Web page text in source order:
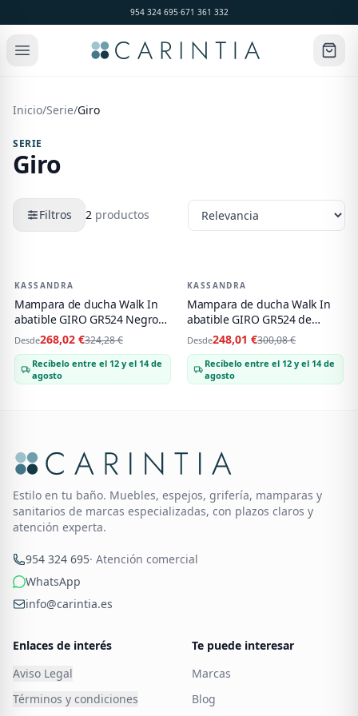
954 324 695·671 361 332
Inicio/Serie/Giro
SERIE
Giro
Filtros 2 productos
-17 %
KASSANDRA
Mampara de ducha Walk In
abatible GIRO GR524 Negro
Mate de Kassandra
Desde268,02 €324,28 €
Recíbelo entre el 12 y el 14 de
agosto
-17 %
KASSANDRA
Mampara de ducha Walk In
abatible GIRO GR524 de
Kassandra
Desde248,01 €300,08 €
Recíbelo entre el 12 y el 14 de
agosto
Estilo en tu baño. Muebles, espejos, grifería, mamparas y
sanitarios de marcas especializadas, con plazos claros y
atención experta.
954 324 695· Atención comercial
WhatsApp
info@carintia.es
Enlaces de interés
Aviso Legal
Términos y condiciones
Te puede interesar
Marcas
Blog